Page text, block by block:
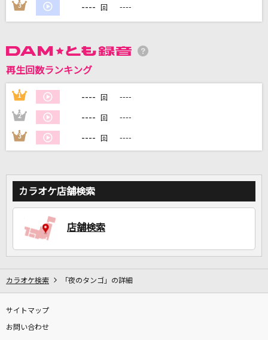
北野まち子(北乃町子)
米津玄師
ひと足お先に
中村倫也
カラオケをもっと楽しもう！
3 ---- 回 ----
再生回数ランキング
1 ---- 回 ----
2 ---- 回 ----
3 ---- 回 ----
カラオケ店舗検索
店舗検索
カラオケ検索 「夜のタンゴ」の詳細
サイトマップ
お問い合わせ